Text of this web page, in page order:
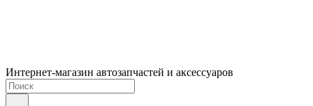
Интернет-магазин автозапчастей и аксессуаров